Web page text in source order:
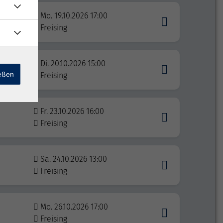
Mo. 19.10.2026 17:00
Freising
Di. 20.10.2026 15:00
Freising
Fr. 23.10.2026 16:00
Freising
Sa. 24.10.2026 13:00
Freising
Mo. 26.10.2026 17:00
Freising